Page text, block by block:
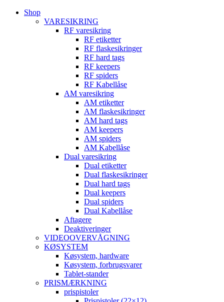
Shop
VARESIKRING
RF varesikring
RF etiketter
RF flaskesikringer
RF hard tags
RF keepers
RF spiders
RF Kabellåse
AM varesikring
AM etiketter
AM flaskesikringer
AM hard tags
AM keepers
AM spiders
AM Kabellåse
Dual varesikring
Dual etiketter
Dual flaskesikringer
Dual hard tags
Dual keepers
Dual spiders
Dual Kabellåse
Aftagere
Deaktiveringer
VIDEOOVERVÅGNING
KØSYSTEM
Køsystem, hardware
Køsystem, forbrugsvarer
Tablet-stander
PRISMÆRKNING
prispistoler